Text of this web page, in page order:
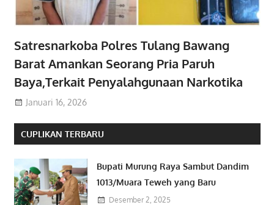
Satresnarkoba Polres Tulang Bawang
Barat Amankan Seorang Pria Paruh
Baya,Terkait Penyalahgunaan Narkotika
Januari 16, 2026
CUPLIKAN TERBARU
Bupati Murung Raya Sambut Dandim
1013/Muara Teweh yang Baru
Desember 2, 2025